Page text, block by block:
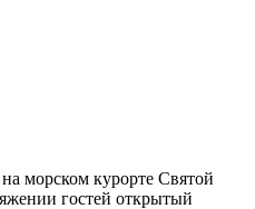
морском курорте Святой
гостей открытый